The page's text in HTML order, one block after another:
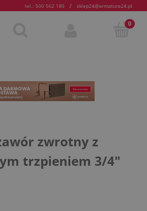
tel.: 500 562 180 / sklep24@armatura24.pl
zwrotny z
trzpieniem 3/4"